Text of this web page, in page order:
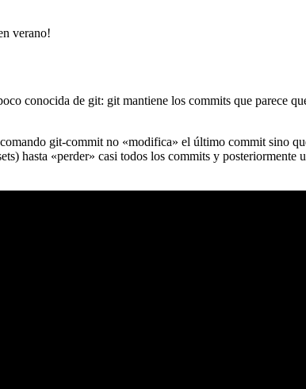
verano!
conocida de git: git mantiene los commits que parece
git-commit no «modifica» el último commit sino
hasta «perder» casi todos los commits y